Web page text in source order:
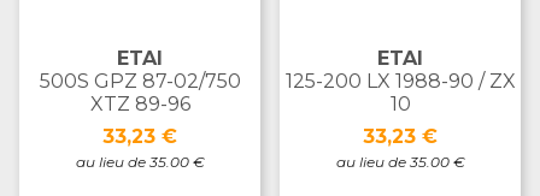
ETAI
500S GPZ 87-02/750
XTZ 89-96
Prix
33,23 €
au lieu de 35.00 €
ETAI
125-200 LX 1988-90 / ZX
10
Prix
33,23 €
au lieu de 35.00 €